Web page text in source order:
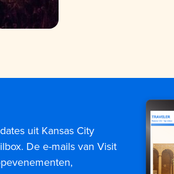
uit Kansas City
De e-mails van Visit